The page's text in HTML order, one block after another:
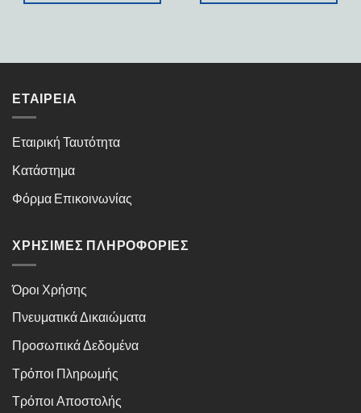
ΕΤΑΙΡΕΊΑ
Εταιρική Ταυτότητα
Κατάστημα
Φόρμα Επικοινωνίας
ΧΡΉΣΙΜΕΣ ΠΛΗΡΟΦΟΡΊΕΣ
Όροι Χρήσης
Πνευματικά Δικαιώματα
Προσωπικά Δεδομένα
Τρόποι Πληρωμής
Τρόποι Αποστολής